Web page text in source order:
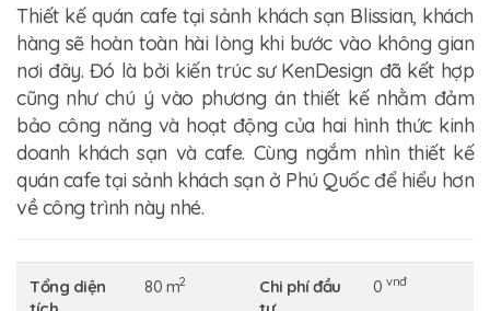
Thiết kế quán cafe tại sảnh khách sạn Blissian, khách
hàng sẽ hoàn toàn hài lòng khi bước vào không gian
nơi đây. Đó là bởi kiến trúc sư KenDesign đã kết hợp
cũng như chú ý vào phương án thiết kế nhằm đảm
bảo công năng và hoạt động của hai hình thức kinh
doanh khách sạn và cafe. Cùng ngắm nhìn thiết kế
quán cafe tại sảnh khách sạn ở Phú Quốc để hiểu hơn
về công trình này nhé.
Tổng diện
80 m2
Chi phí đầu
0 vnđ